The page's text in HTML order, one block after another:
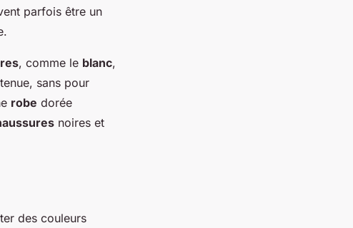
parfois être un
, comme le blanc,
sans pour
robe dorée
noires et
des couleurs